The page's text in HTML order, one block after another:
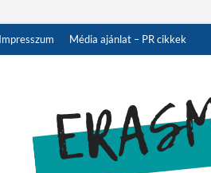
Impresszum Média ajánlat – PR cikkek